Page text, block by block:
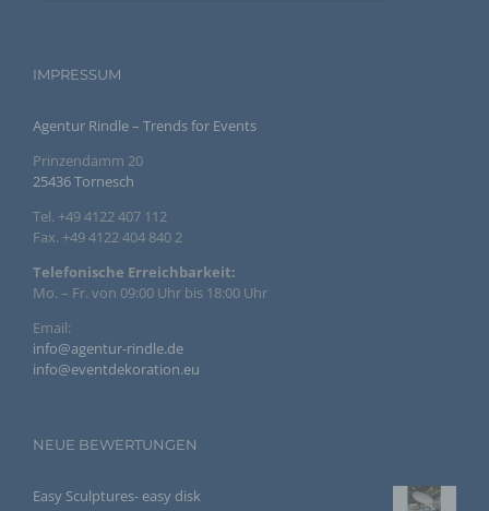
IMPRESSUM
Agentur Rindle – Trends for Events
Prinzendamm 20
25436 Tornesch
Tel. +49 4122 407 112
Fax. +49 4122 404 840 2
Telefonische Erreichbarkeit:
Mo. – Fr. von 09:00 Uhr bis 18:00 Uhr
Email:
info@agentur-rindle.de
info@eventdekoration.eu
NEUE BEWERTUNGEN
Easy Sculptures- easy disk
Agentur Rindle
25436 Tornesch
Deutschland
494122407112
Cookies / SessionStorage / LocalStorage
machen. Local Storage und SessionStorage ist eine
Technologie, mit welcher ihr Browser Daten auf Ihrem
Textdateien, welche über einen Internetbrowser auf einem
Computersystem abgelegt und gespeichert werden. Sie